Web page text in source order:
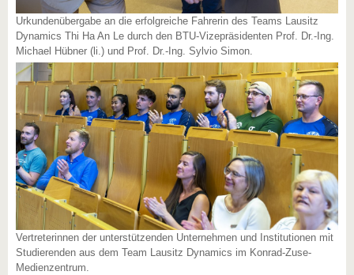
Urkundenübergabe an die erfolgreiche Fahrerin des Teams Lausitz
Dynamics Thi Ha An Le durch den BTU-Vizepräsidenten Prof. Dr.-Ing.
Michael Hübner (li.) und Prof. Dr.-Ing. Sylvio Simon.
Vertreterinnen der unterstützenden Unternehmen und Institutionen mit
Studierenden aus dem Team Lausitz Dynamics im Konrad-Zuse-
Medienzentrum.